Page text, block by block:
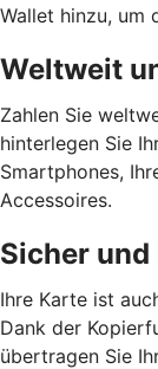
Wallet hinzu, um
Weltweit
Zahlen Sie
hinterlegen Sie
Smartphones,
Accessoires.
Sicher
Ihre Karte ist
Dank der
übertragen Sie